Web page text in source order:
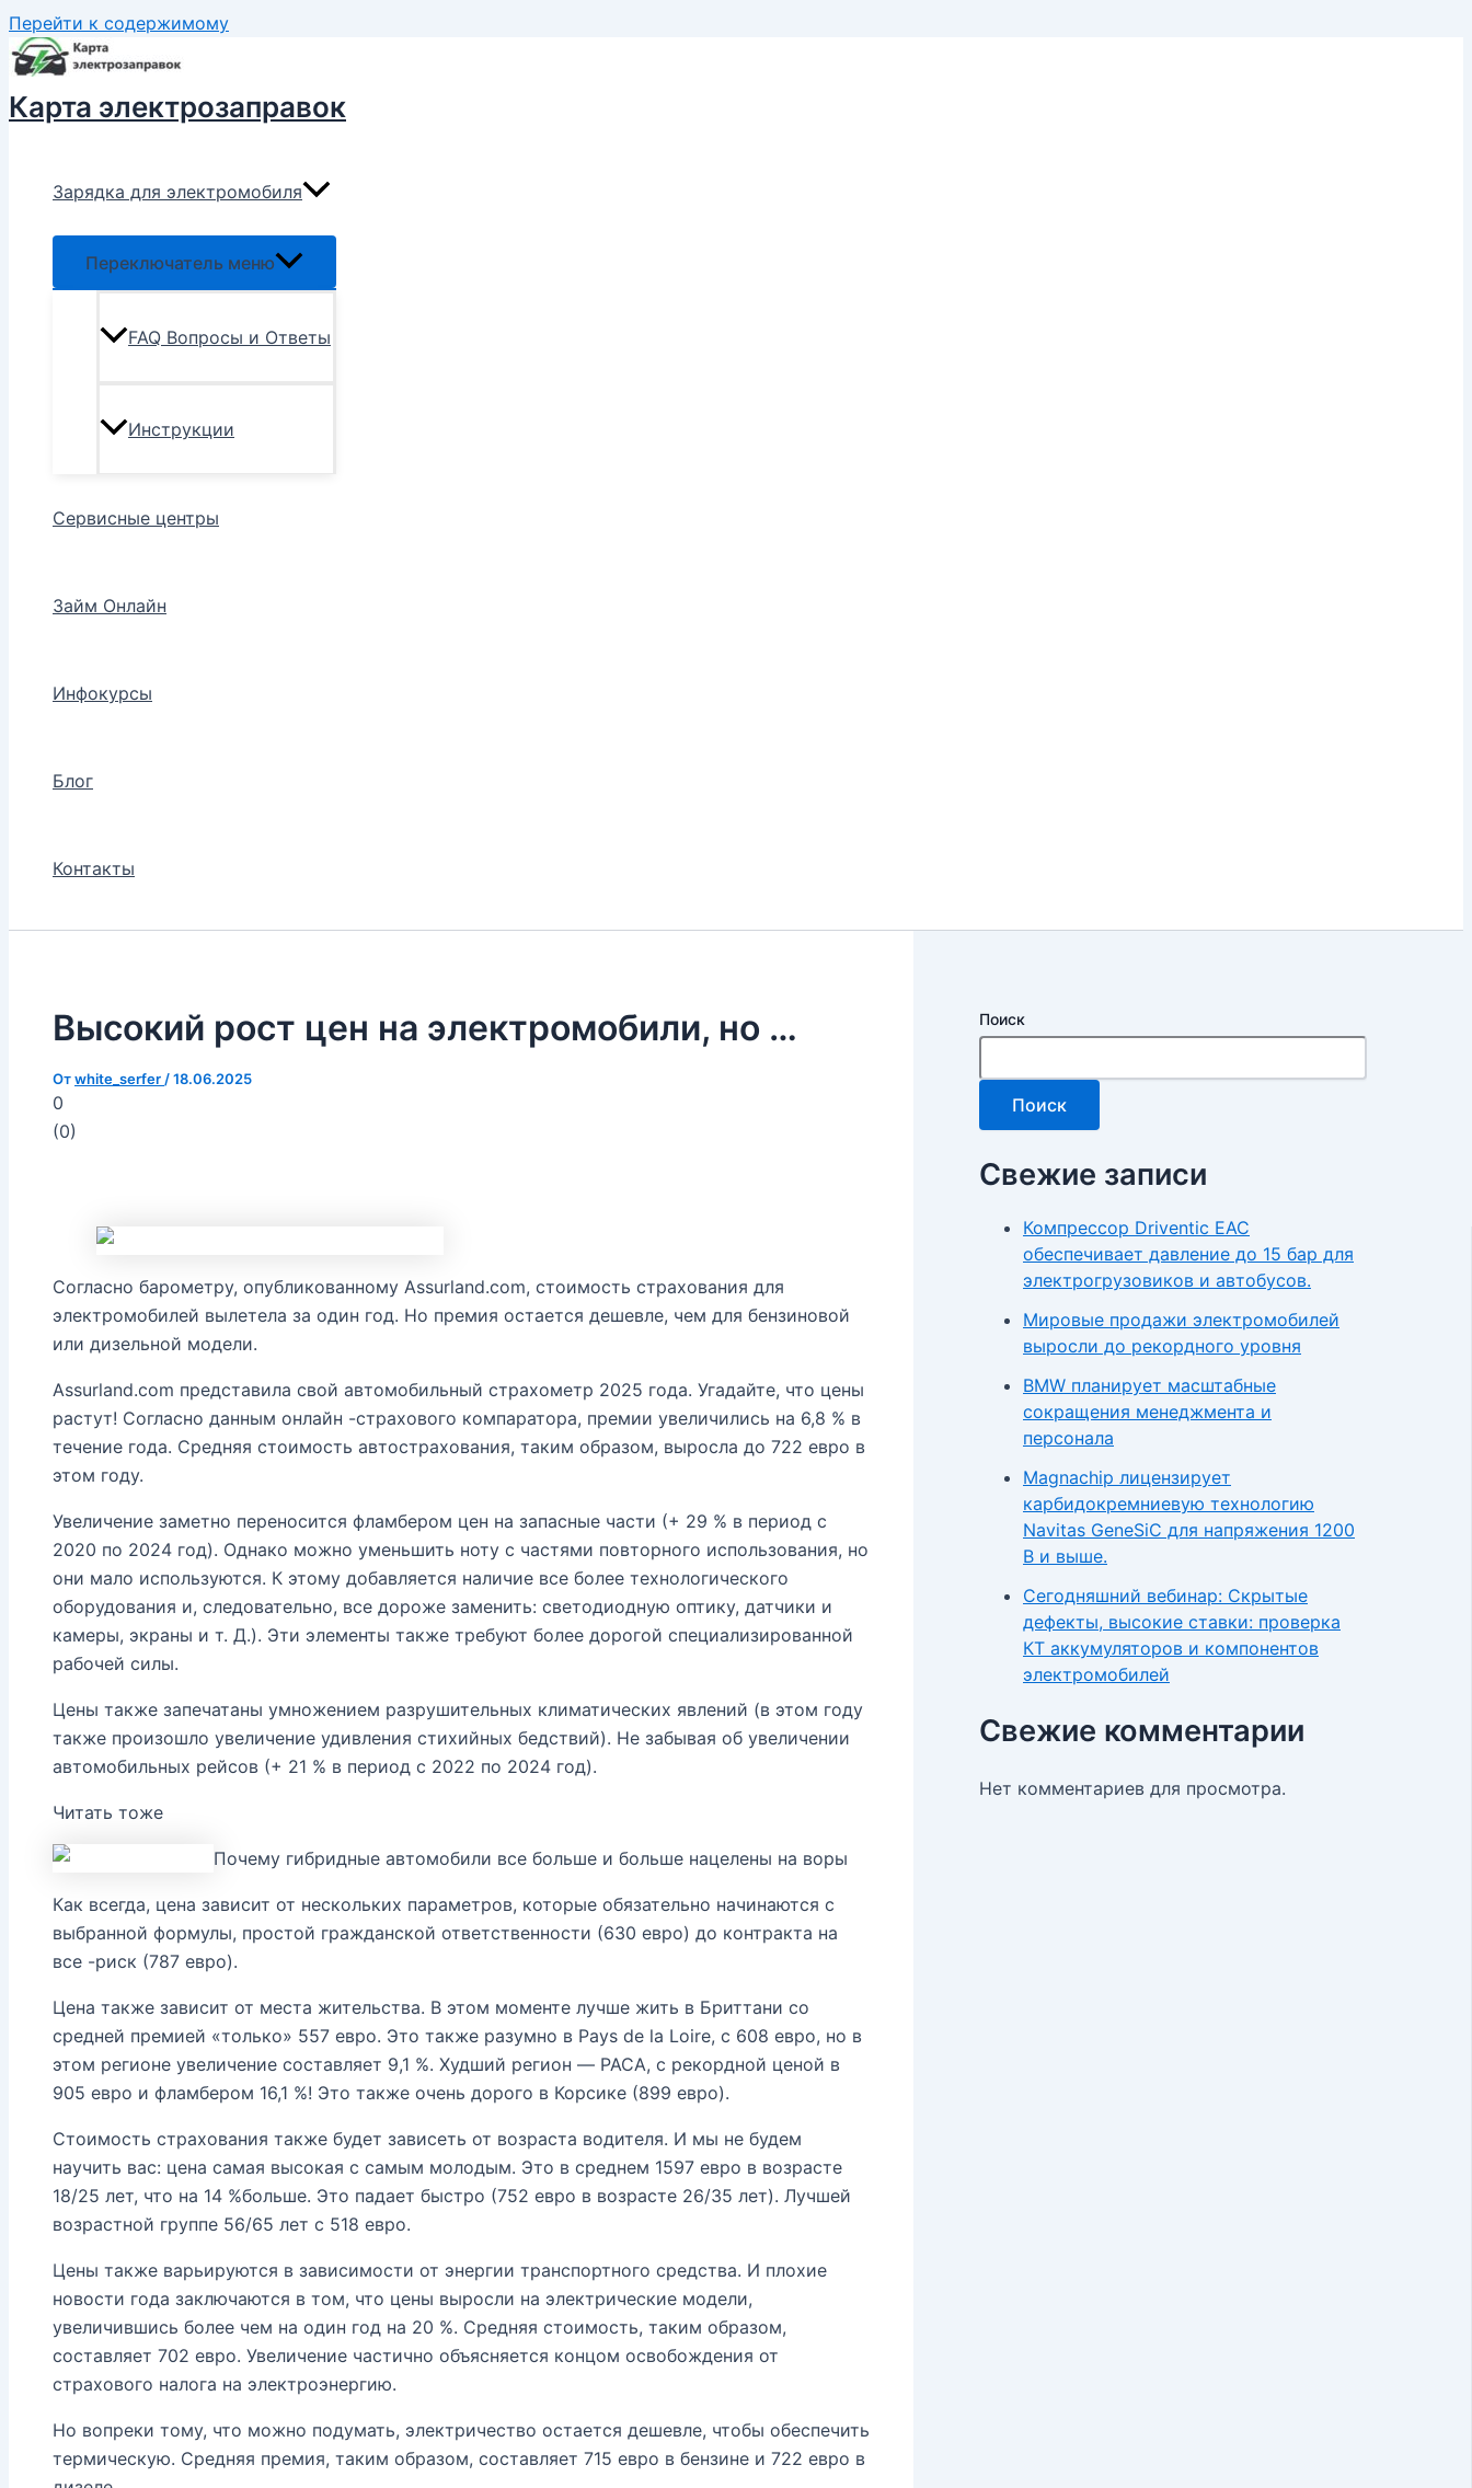
Перейти к содержимому
Карта электрозаправок
Зарядка для электромобиля
Переключатель меню
FAQ Вопросы и Ответы
Инструкции
Сервисные центры
Займ Онлайн
Инфокурсы
Блог
Контакты
Высокий рост цен на электромобили, но …
Отwhite_serfer /18.06.2025
0
(0)
Согласно барометру, опубликованному Assurland.com, стоимость страхования для
электромобилей вылетела за один год. Но премия остается дешевле, чем для бензиновой
или дизельной модели.
Assurland.com представила свой автомобильный страхометр 2025 года. Угадайте, что цены
растут! Согласно данным онлайн -страхового компаратора, премии увеличились на 6,8 % в
течение года. Средняя стоимость автострахования, таким образом, выросла до 722 евро в
этом году.
Увеличение заметно переносится фламбером цен на запасные части (+ 29 % в период с
2020 по 2024 год). Однако можно уменьшить ноту с частями повторного использования, но
они мало используются. К этому добавляется наличие все более технологического
оборудования и, следовательно, все дороже заменить: светодиодную оптику, датчики и
камеры, экраны и т. Д.). Эти элементы также требуют более дорогой специализированной
рабочей силы.
Цены также запечатаны умножением разрушительных климатических явлений (в этом году
также произошло увеличение удивления стихийных бедствий). Не забывая об увеличении
автомобильных рейсов (+ 21 % в период с 2022 по 2024 год).
Читать тоже
Почему гибридные автомобили все больше и больше нацелены на воры
Как всегда, цена зависит от нескольких параметров, которые обязательно начинаются с
выбранной формулы, простой гражданской ответственности (630 евро) до контракта на
все -риск (787 евро).
Цена также зависит от места жительства. В этом моменте лучше жить в Бриттани со
средней премией «только» 557 евро. Это также разумно в Pays de la Loire, с 608 евро, но в
этом регионе увеличение составляет 9,1 %. Худший регион — PACA, с рекордной ценой в
905 евро и фламбером 16,1 %! Это также очень дорого в Корсике (899 евро).
Стоимость страхования также будет зависеть от возраста водителя. И мы не будем
научить вас: цена самая высокая с самым молодым. Это в среднем 1597 евро в возрасте
18/25 лет, что на 14 %больше. Это падает быстро (752 евро в возрасте 26/35 лет). Лучшей
возрастной группе 56/65 лет с 518 евро.
Цены также варьируются в зависимости от энергии транспортного средства. И плохие
новости года заключаются в том, что цены выросли на электрические модели,
увеличившись более чем на один год на 20 %. Средняя стоимость, таким образом,
составляет 702 евро. Увеличение частично объясняется концом освобождения от
страхового налога на электроэнергию.
Но вопреки тому, что можно подумать, электричество остается дешевле, чтобы обеспечить
термическую. Средняя премия, таким образом, составляет 715 евро в бензине и 722 евро в
Поиск
Поиск
Свежие записи
Компрессор Driventic EAC
обеспечивает давление до 15 бар для
электрогрузовиков и автобусов.
Мировые продажи электромобилей
выросли до рекордного уровня
BMW планирует масштабные
сокращения менеджмента и
персонала
Magnachip лицензирует
карбидокремниевую технологию
Navitas GeneSiC для напряжения 1200
В и выше.
Сегодняшний вебинар: Скрытые
дефекты, высокие ставки: проверка
КТ аккумуляторов и компонентов
электромобилей
Свежие комментарии
Нет комментариев для просмотра.